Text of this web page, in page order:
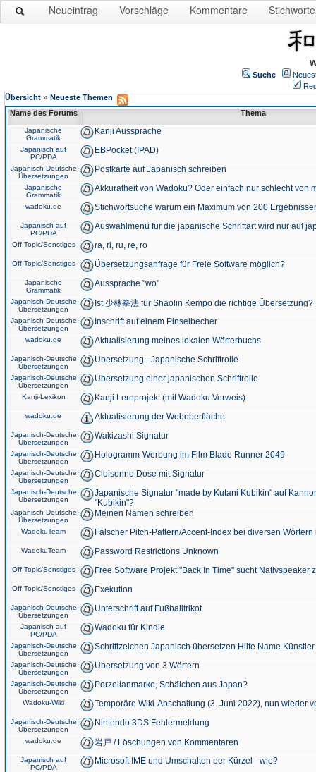
Neueintrag Vorschläge Kommentare Stichworte
Suche
Übersicht » Neueste Themen
Name des Forums
Thema
Japanische
Grammatik
Kanji Aussprache
Japanisch auf
PC/PDA
EBPocket (IPAD)
Japanisch-Deutsche
Übersetzungen
Postkarte auf Japanisch schreiben
Japanische
Grammatik
Akkuratheit von Wadoku? Oder einfach nur schlecht von
wadoku.de Stichwortsuche warum ein Maximum von 200
Japanisch auf
PC/PDA
Auswahlmenü für die japanische Schriftart wird nur auf
Off-Topic/Sonstiges ra, ri, ru, re, ro
Off-Topic/Sonstiges Übersetzungsanfrage für Freie Software möglich?
Japanische
Grammatik
Aussprache "wo"
Japanisch-Deutsche
Übersetzungen
Ist 少林拳法 für Shaolin Kempo die richtige Übersetzung?
Japanisch-Deutsche
Übersetzungen
Inschrift auf einem Pinselbecher
wadoku.de Aktualisierung meines lokalen Wörterbuchs
Japanisch-Deutsche
Übersetzungen
Übersetzung - Japanische Schriftrolle
Japanisch-Deutsche
Übersetzungen
Übersetzung einer japanischen Schriftrolle
Kanji-Lexikon Kanji Lernprojekt (mit Wadoku Verweis)
wadoku.de Aktualisierung der Weboberfläche
Japanisch-Deutsche
Übersetzungen
Wakizashi Signatur
Japanisch-Deutsche
Übersetzungen
Hologramm-Werbung im Film Blade Runner 2049
Japanisch-Deutsche
Übersetzungen
Cloisonne Dose mit Signatur
Japanisch-Deutsche
Übersetzungen
Japanische Signatur "made by Kutani Kubikin" auf
"Kubikin"?
Japanisch-Deutsche
Übersetzungen
Meinen Namen schreiben
WadokuTeam Falscher Pitch-Pattern/Accent-Index bei diversen
WadokuTeam Password Restrictions Unknown
Off-Topic/Sonstiges Free Software Projekt "Back In Time" sucht Nativspeaker
Off-Topic/Sonstiges Exekution
Japanisch-Deutsche
Übersetzungen
Unterschrift auf Fußballtrikot
Japanisch auf
PC/PDA
Wadoku für Kindle
Japanisch-Deutsche
Übersetzungen
Schriftzeichen Japanisch übersetzen Hilfe Name
Japanisch-Deutsche
Übersetzungen
Übersetzung von 3 Wörtern
Japanisch-Deutsche
Übersetzungen
Porzellanmarke, Schälchen aus Japan?
Wadoku-Wiki Temporäre Wiki-Abschaltung (3. Juni 2022), nun wieder
Japanisch-Deutsche
Übersetzungen
Nintendo 3DS Fehlermeldung
wadoku.de 岩戸 / Löschungen von Kommentaren
Japanisch auf
PC/PDA
Microsoft IME und Umschalten per Kürzel - wie?